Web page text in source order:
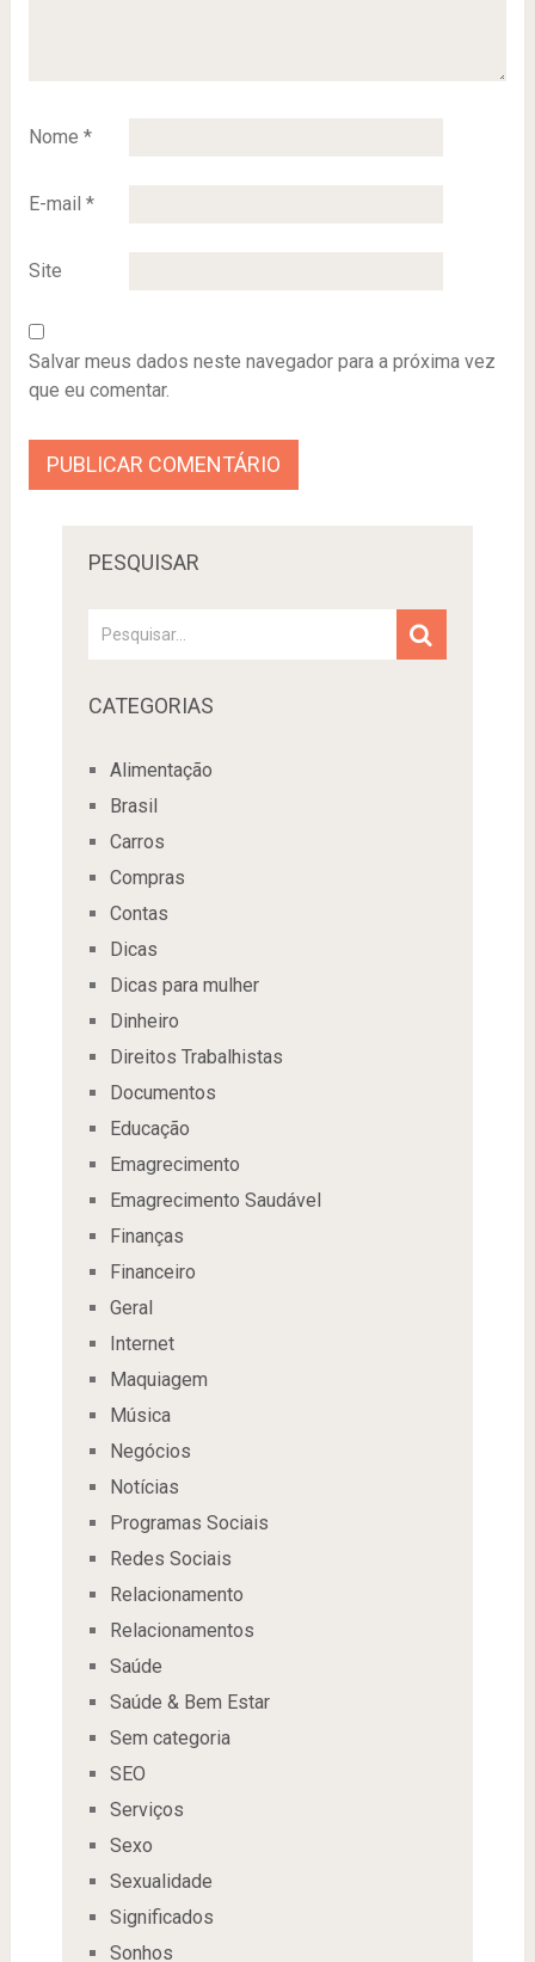
Nome *
E-mail *
Site
Salvar meus dados neste navegador para a próxima vez
que eu comentar.
PESQUISAR
CATEGORIAS
Alimentação
Brasil
Carros
Compras
Contas
Dicas
Dicas para mulher
Dinheiro
Direitos Trabalhistas
Documentos
Educação
Emagrecimento
Emagrecimento Saudável
Finanças
Financeiro
Geral
Internet
Maquiagem
Música
Negócios
Notícias
Programas Sociais
Redes Sociais
Relacionamento
Relacionamentos
Saúde
Saúde & Bem Estar
Sem categoria
SEO
Serviços
Sexo
Sexualidade
Significados
Sonhos